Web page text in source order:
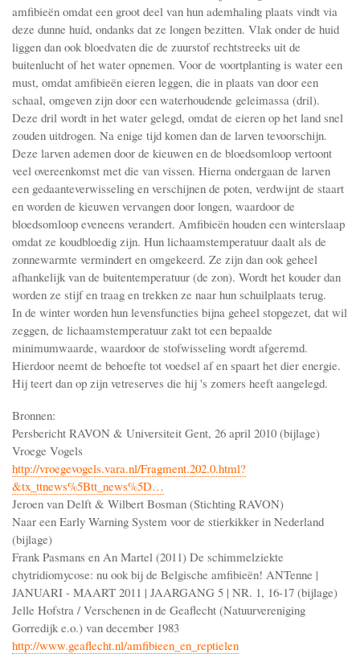
amfibieën omdat een groot deel van hun ademhaling plaats vindt via
deze dunne huid, ondanks dat ze longen bezitten. Vlak onder de huid
liggen dan ook bloedvaten die de zuurstof rechtstreeks uit de
buitenlucht of het water opnemen. Voor de voortplanting is water een
must, omdat amfibieën eieren leggen, die in plaats van door een
schaal, omgeven zijn door een waterhoudende geleimassa (dril).
Deze dril wordt in het water gelegd, omdat de eieren op het land snel
zouden uitdrogen. Na enige tijd komen dan de larven tevoorschijn.
Deze larven ademen door de kieuwen en de bloedsomloop vertoont
veel overeenkomst met die van vissen. Hierna ondergaan de larven
een gedaanteverwisseling en verschijnen de poten, verdwijnt de staart
en worden de kieuwen vervangen door longen, waardoor de
bloedsomloop eveneens verandert. Amfibieën houden een winterslaap
omdat ze koudbloedig zijn. Hun lichaamstemperatuur daalt als de
zonnewarmte vermindert en omgekeerd. Ze zijn dan ook geheel
afhankelijk van de buitentemperatuur (de zon). Wordt het kouder dan
worden ze stijf en traag en trekken ze naar hun schuilplaats terug.
In de winter worden hun levensfuncties bijna geheel stopgezet, dat wil
zeggen, de lichaamstemperatuur zakt tot een bepaalde
minimumwaarde, waardoor de stofwisseling wordt afgeremd.
Hierdoor neemt de behoefte tot voedsel af en spaart het dier energie.
Hij teert dan op zijn vetreserves die hij 's zomers heeft aangelegd.
Bronnen:
Persbericht RAVON & Universiteit Gent, 26 april 2010 (bijlage)
Vroege Vogels
http://vroegevogels.vara.nl/Fragment.202.0.html?
&tx_ttnews%5Btt_news%5D…
Jeroen van Delft & Wilbert Bosman (Stichting RAVON)
Naar een Early Warning System voor de stierkikker in Nederland
(bijlage)
Frank Pasmans en An Martel (2011) De schimmelziekte
chytridiomycose: nu ook bij de Belgische amfibieën! ANTenne |
JANUARI - MAART 2011 | JAARGANG 5 | NR. 1, 16-17 (bijlage)
Jelle Hofstra / Verschenen in de Geaflecht (Natuurvereniging
Gorredijk e.o.) van december 1983
http://www.geaflecht.nl/amfibieen_en_reptielen